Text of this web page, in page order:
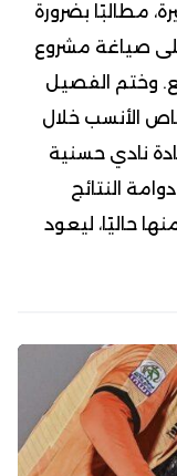
مطالبًا بضرورة
صياغة مشروع
وختم الفصيل
الأنسب خلال
نادي حسنية
النتائج
حاليًا، ليعود